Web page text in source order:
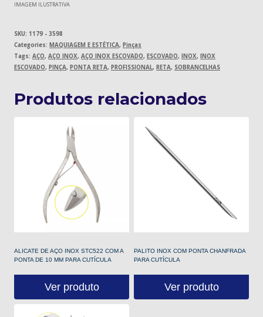
IMAGEM ILUSTRATIVA
SKU: 1179 - 3598
Categories: MAQUIAGEM E ESTÉTICA, Pinças
Tags: AÇO, AÇO INOX, AÇO INOX ESCOVADO, ESCOVADO, INOX, INOX
ESCOVADO, PINÇA, PONTA RETA, PROFISSIONAL, RETA, SOBRANCELHAS
Produtos relacionados
ALICATE DE AÇO INOX STC522 COM A
PONTA DE 10 MM PARA CUTÍCULA
Ver produto
PALITO INOX COM PONTA CHANFRADA
PARA CUTÍCULA
Ver produto